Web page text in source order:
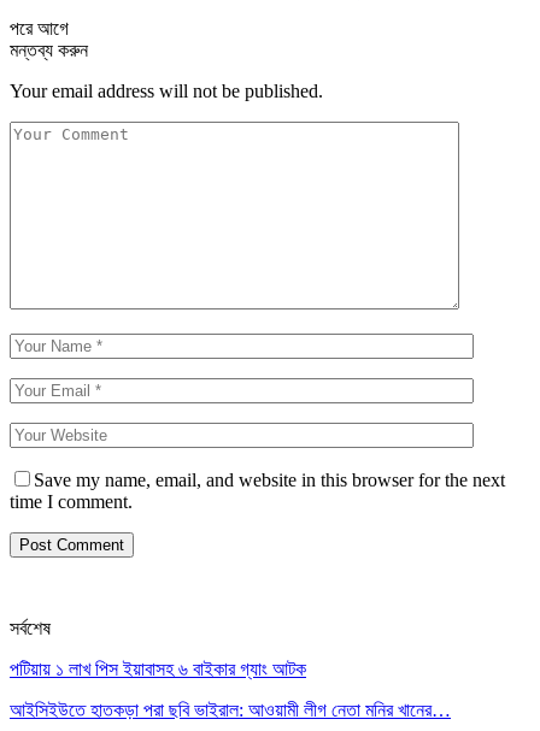
পরেআগে
মন্তব্য করুন
Your email address will not be published.
Save my name, email, and website in this browser for the next
time I comment.
সর্বশেষ
পটিয়ায় ১ লাখ পিস ইয়াবাসহ ৬ বাইকার গ্যাং আটক
আইসিইউতে হাতকড়া পরা ছবি ভাইরাল: আওয়ামী লীগ নেতা মনির খানের…